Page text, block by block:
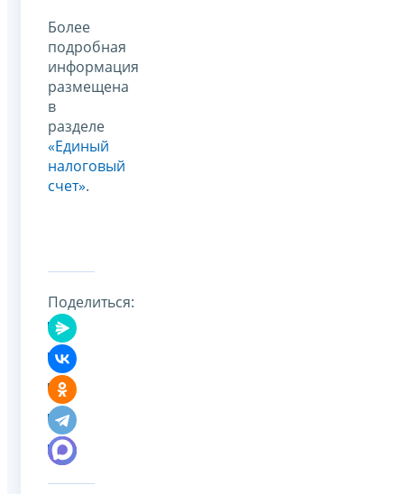
Более
подробная
информация
размещена
в
разделе
«Единый
налоговый
счет».
Поделиться: